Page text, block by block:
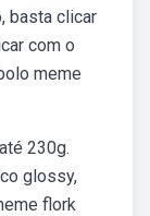
basta clicar
com o
meme
230g.
glossy,
flork